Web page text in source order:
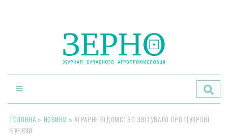
ГОЛОВНА » НОВИНИ »АГРАРНЕ ВІДОМСТВО ЗВІТУВАЛО ПРО ЦУКРОВІ
БУРЯКИ